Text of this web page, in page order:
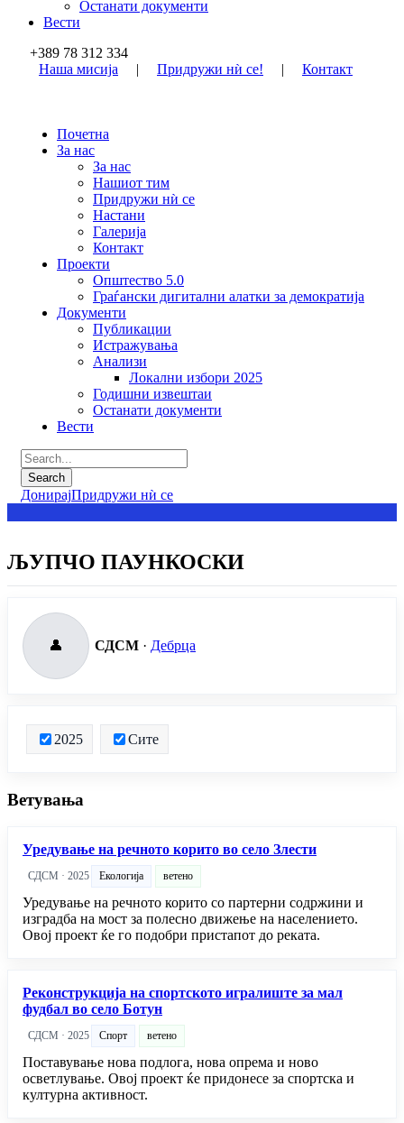
Останати документи
Вести
+389 78 312 334
Наша мисија
| Придружи нѝ се! | Контакт
Почетна
За нас
За нас
Нашиот тим
Придружи нѝ се
Настани
Галерија
Контакт
Проекти
Општество 5.0
Граѓански дигитални алатки за демократија
Документи
Публикации
Истражувања
Анализи
Локални избори 2025
Годишни извештаи
Останати документи
Вести
ДонирајПридружи нѝ се
ЉУПЧО ПАУНКОСКИ
👤 СДСМ · Дебрца
2025 Сите
Ветувања
Уредување на речното корито во село Злести
СДСМ · 2025 Екологија ветено
Уредување на речното корито со партерни содржини и
изградба на мост за полесно движење на населението.
Овој проект ќе го подобри пристапот до реката.
Реконструкција на спортското игралиште за мал
фудбал во село Ботун
СДСМ · 2025 Спорт ветено
Поставување нова подлога, нова опрема и ново
осветлување. Овој проект ќе придонесе за спортска и
културна активност.